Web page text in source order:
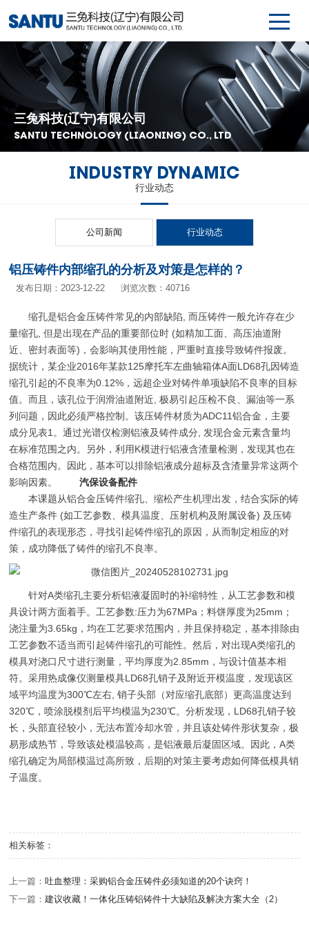
三兔科技(辽宁)有限公司
SANTU TECHNOLOGY (LIAONING) CO., LTD
INDUSTRY DYNAMIC
行业动态
公司新闻 行业动态
铝压铸件内部缩孔的分析及对策是怎样的？
发布日期：2023-12-22 浏览次数：40716
缩孔是铝合金压铸件常见的内部缺陷, 而压铸件一般允许存在少
量缩孔, 但是出现在产品的重要部位时 (如精加工面、高压油道附
近、密封表面等)，会影响其使用性能，严重时直接导致铸件报废。
据统计，某企业2016年某款125摩托车左曲轴箱体A面LD68孔因铸造
缩孔引起的不良率为0.12%，远超企业对铸件单项缺陷不良率的目标
值。而且，该孔位于润滑油道附近, 极易引起压检不良、漏油等一系
列问题，因此必须严格控制。该压铸件材质为ADC11铝合金，主要
成分见表1。通过光谱仪检测铝液及铸件成分, 发现合金元素含量均
在标准范围之内。另外，利用K模进行铝液含渣量检测，发现其也在
合格范围内。因此，基本可以排除铝液成分超标及含渣量异常这两个
影响因素。
汽保设备配件
本课题从铝合金压铸件缩孔、缩松产生机理出发，结合实际的铸
造生产条件 (如工艺参数、模具温度、压射机构及附属设备) 及压铸
件缩孔的表现形态，寻找引起铸件缩孔的原因，从而制定相应的对
策，成功降低了铸件的缩孔不良率。
针对A类缩孔主要分析铝液凝固时的补缩特性，从工艺参数和模
具设计两方面着手。工艺参数:压力为67MPa；料饼厚度为25mm；
浇注量为3.65kg，均在工艺要求范围内，并且保持稳定，基本排除由
工艺参数不适当而引起铸件缩孔的可能性。然后，对出现A类缩孔的
模具对浇口尺寸进行测量，平均厚度为2.85mm，与设计值基本相
符。采用热成像仪测量模具LD68孔销子及附近开模温度，发现该区
域平均温度为300℃左右, 销子头部（对应缩孔底部）更高温度达到
320℃，喷涂脱模剂后平均模温为230℃。分析发现，LD68孔销子较
长，头部直径较小，无法布置冷却水管，并且该处铸件形状复杂，极
易形成热节，导致该处模温较高，是铝液最后凝固区域。因此，A类
缩孔确定为局部模温过高所致，后期的对策主要考虑如何降低模具销
子温度。
相关标签：
上一篇：吐血整理：采购铝合金压铸件必须知道的20个诀窍！
下一篇：建议收藏！一体化压铸铝铸件十大缺陷及解决方案大全（2）